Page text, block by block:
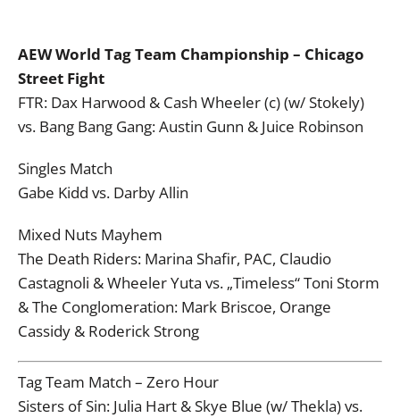
AEW World Tag Team Championship – Chicago
Street Fight
FTR: Dax Harwood & Cash Wheeler (c) (w/ Stokely)
vs. Bang Bang Gang: Austin Gunn & Juice Robinson
Singles Match
Gabe Kidd vs. Darby Allin
Mixed Nuts Mayhem
The Death Riders: Marina Shafir, PAC, Claudio
Castagnoli & Wheeler Yuta vs. „Timeless“ Toni Storm
& The Conglomeration: Mark Briscoe, Orange
Cassidy & Roderick Strong
Tag Team Match – Zero Hour
Sisters of Sin: Julia Hart & Skye Blue (w/ Thekla) vs.